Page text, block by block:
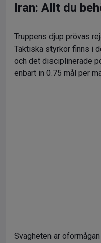
Iran: Allt du
Truppens djup prövas
Taktiska styrkor finns i
och det disciplinerade
enbart in 0.75 mål per
Svagheten är